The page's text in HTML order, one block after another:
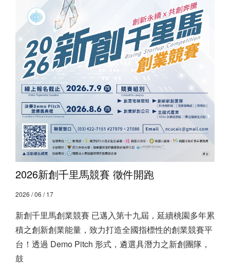
2026新創千里馬競賽 徵件開跑
2026 / 06 / 17
新創千里馬創業競賽 已邁入第十九屆，延續桃園多年累
積之創新創業能量，致力打造全國指標性的創業競賽平
台！透過 Demo Pitch 形式，遴選具潛力之新創團隊，
鼓